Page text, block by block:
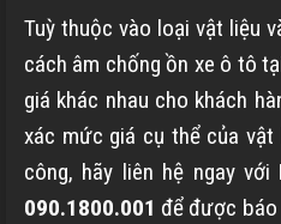
Tuỳ thuộc vào loại vật liệu
cách âm chống ồn xe ô tô
giá khác nhau cho khách
xác mức giá cụ thể của
công, hãy liên hệ ngay với
090.1800.001 để được báo